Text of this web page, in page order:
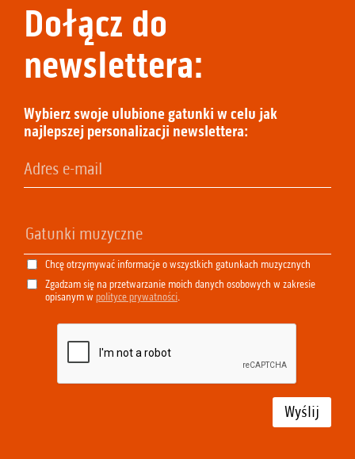
Dołącz do
newslettera:
Wybierz swoje ulubione gatunki w celu jak
najlepszej personalizacji newslettera:
Chcę otrzymywać informacje o wszystkich gatunkach muzycznych
Zgadzam się na przetwarzanie moich danych osobowych w zakresie
opisanym w polityce prywatności.
Wyślij